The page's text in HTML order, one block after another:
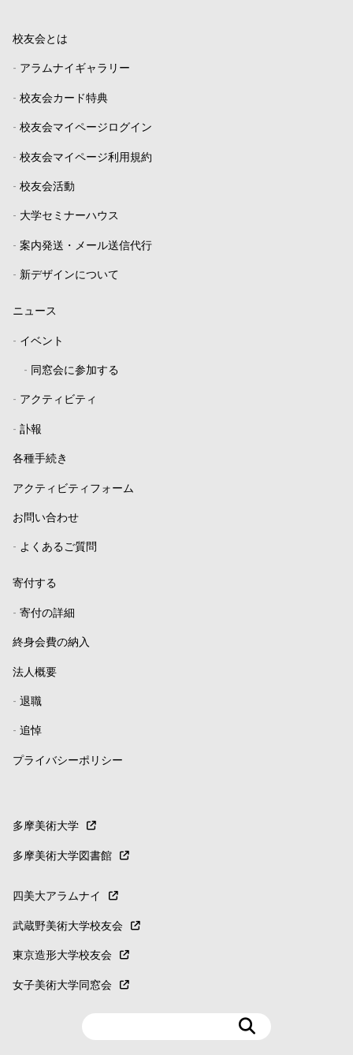
校友会とは
- アラムナイギャラリー
- 校友会カード特典
- 校友会マイページログイン
- 校友会マイページ利用規約
- 校友会活動
- 大学セミナーハウス
- 案内発送・メール送信代行
- 新デザインについて
ニュース
- イベント
- 同窓会に参加する
- アクティビティ
- 訃報
各種手続き
アクティビティフォーム
お問い合わせ
- よくあるご質問
寄付する
- 寄付の詳細
終身会費の納入
法人概要
- 退職
- 追悼
プライバシーポリシー
多摩美術大学
多摩美術大学図書館
四美大アラムナイ
武蔵野美術大学校友会
東京造形大学校友会
女子美術大学同窓会